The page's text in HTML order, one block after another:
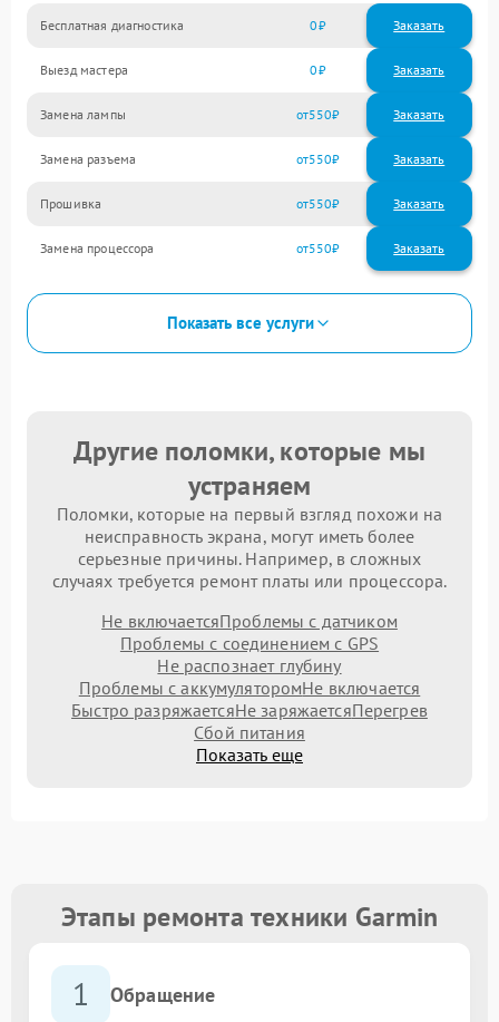
Бесплатная диагностика 0 Заказать
Выезд мастера 0 Заказать
Замена лампы 550
Замена разъема 550
Прошивка 550
Замена процессора 550
Показать все услуги
Другие поломки, которые мы
устраняем
Поломки, которые на первый взгляд похожи на
неисправность экрана, могут иметь более
серьезные причины. Например, в сложных
случаях требуется ремонт платы или процессора.
Не включаетсяПроблемы с датчиком
Проблемы с соединением с GPS
Не распознает глубину
Проблемы с аккумуляторомНе включается
Быстро разряжаетсяНе заряжаетсяПерегрев
Сбой питания
Показать еще
Этапы ремонта техники Garmin
1 Обращение